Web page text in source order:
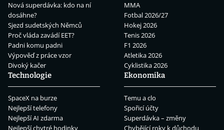
Nová superdávka: kdo na ní
dosáhne?
Sjezd sudetských Němců
Proč vláda zavádí EET?
Padni komu padni
Výpověď z práce vzor
Divoký kačer
MMA
Fotbal 2026/27
Hokej 2026
Tenis 2026
F1 2026
Atletika 2026
Cyklistika 2026
Technologie
SpaceX na burze
Nejlepší telefony
Nejlepší AI zdarma
Nejlepší chytré hodinky
Ekonomika
Temu a clo
Spořicí účty
Superdávka – změny
Chybějící roky k důchodu